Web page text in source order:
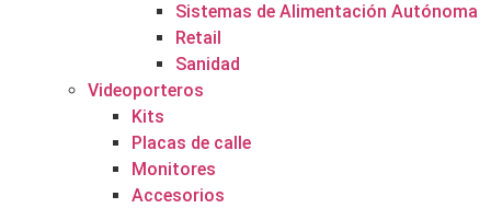
Sistemas de Alimentación Autónoma
Retail
Sanidad
Videoporteros
Kits
Placas de calle
Monitores
Accesorios